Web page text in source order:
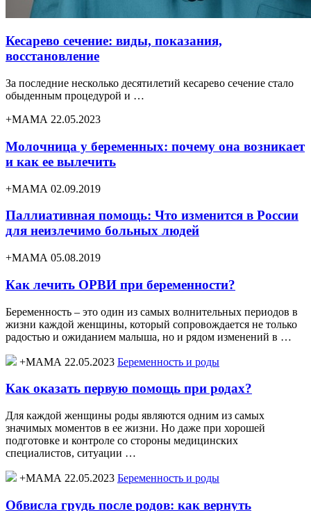
Кесарево сечение: виды, показания,
восстановление
За последние несколько десятилетий кесарево сечение стало
обыденным процедурой и …
+МАМА 22.05.2023
Молочница у беременных: почему она возникает
и как ее вылечить
+МАМА 02.09.2019
Паллиативная помощь: Что изменится в России
для неизлечимо больных людей
+МАМА 05.08.2019
Как лечить ОРВИ при беременности?
Беременность – это один из самых волнительных периодов в
жизни каждой женщины, который сопровождается не только
радостью и ожиданием малыша, но и рядом изменений в …
+МАМА 22.05.2023 Беременность и роды
Как оказать первую помощь при родах?
Для каждой женщины роды являются одним из самых
значимых моментов в ее жизни. Но даже при хорошей
подготовке и контроле со стороны медицинских
специалистов, ситуации …
+МАМА 22.05.2023 Беременность и роды
Обвисла грудь после родов: как вернуть